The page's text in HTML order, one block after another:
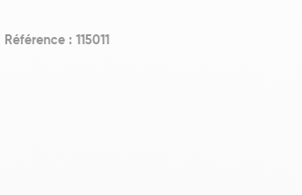
Référence : 115011